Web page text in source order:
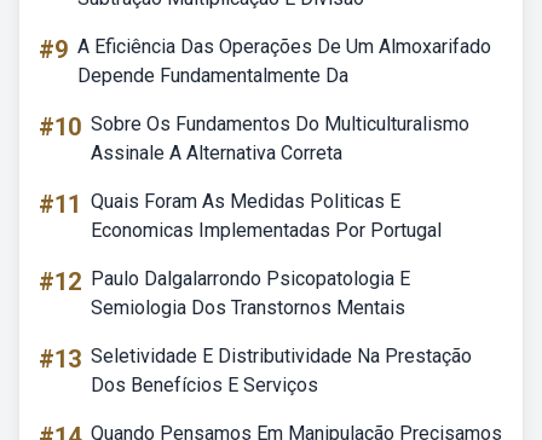
#9 A Eficiência Das Operações De Um Almoxarifado
Depende Fundamentalmente Da
#10 Sobre Os Fundamentos Do Multiculturalismo
Assinale A Alternativa Correta
#11 Quais Foram As Medidas Politicas E
Economicas Implementadas Por Portugal
#12 Paulo Dalgalarrondo Psicopatologia E
Semiologia Dos Transtornos Mentais
#13 Seletividade E Distributividade Na Prestação
Dos Benefícios E Serviços
Quando Pensamos Em Manipulação Precisamos